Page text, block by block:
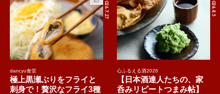
2026.7.27
AD
dancyu食堂
極上黒瀬ぶりをフライと
刺身で！贅沢なフライ3種
2026.8.5
心ふるえる酒2026
【日本酒達人たちの、家
呑みリピートつまみ帖】